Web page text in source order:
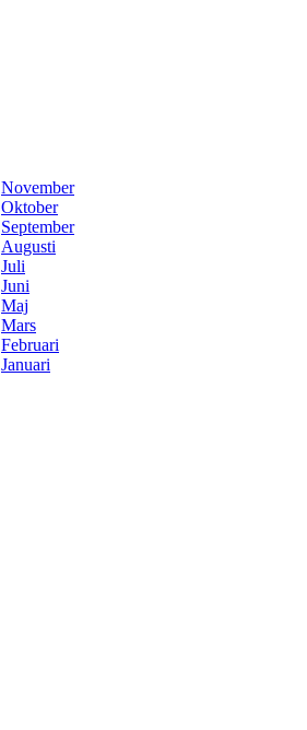
November
Oktober
September
Augusti
Juli
Juni
Maj
Mars
Februari
Januari